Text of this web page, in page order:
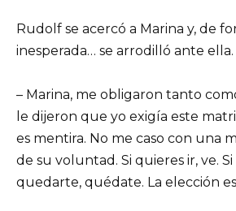
Rudolf se acercó a Marina y, de
inesperada… se arrodilló ante ella.
– Marina, me obligaron tanto
le dijeron que yo exigía este
es mentira. No me caso con una
de su voluntad. Si quieres ir, ve.
quedarte, quédate. La elección